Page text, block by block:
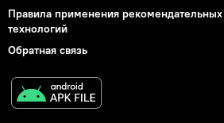
Правила применения рекомендательных
технологий
Обратная связь